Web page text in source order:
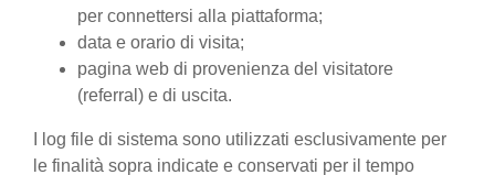
per connettersi alla piattaforma;
data e orario di visita;
pagina web di provenienza del visitatore
(referral) e di uscita.
I log file di sistema sono utilizzati esclusivamente per
le finalità sopra indicate e conservati per il tempo